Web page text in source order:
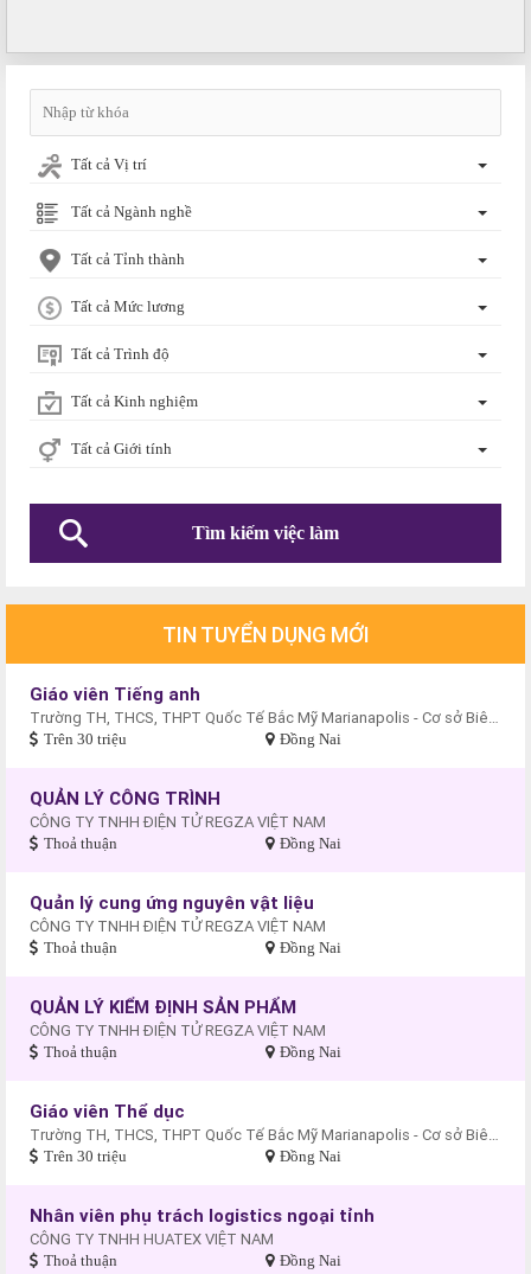
Tất cả Vị trí
Tất cả Ngành nghề
Tất cả Tỉnh thành
Tất cả Mức lương
Tất cả Trình độ
Tất cả Kinh nghiệm
Tất cả Giới tính
TIN TUYỂN DỤNG MỚI
Giáo viên Tiếng anh
Trường TH, THCS, THPT Quốc Tế Bắc Mỹ Marianapolis - Cơ sở Biên Hòa
Trên 30 triệu Đồng Nai
QUẢN LÝ CÔNG TRÌNH
CÔNG TY TNHH ĐIỆN TỬ REGZA VIỆT NAM
Thoả thuận Đồng Nai
Quản lý cung ứng nguyên vật liệu
CÔNG TY TNHH ĐIỆN TỬ REGZA VIỆT NAM
Thoả thuận Đồng Nai
QUẢN LÝ KIỂM ĐỊNH SẢN PHẨM
CÔNG TY TNHH ĐIỆN TỬ REGZA VIỆT NAM
Thoả thuận Đồng Nai
Giáo viên Thể dục
Trường TH, THCS, THPT Quốc Tế Bắc Mỹ Marianapolis - Cơ sở Biên Hòa
Trên 30 triệu Đồng Nai
Nhân viên phụ trách logistics ngoại tỉnh
CÔNG TY TNHH HUATEX VIỆT NAM
Thoả thuận Đồng Nai